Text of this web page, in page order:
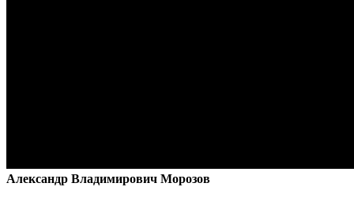
Александр Владимирович Морозов